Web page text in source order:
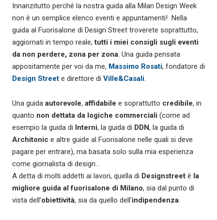
Innanzitutto perché la nostra guida alla Milan Design Week
non è un semplice elenco eventi e appuntamenti! Nella
guida al Fuorisalone di Design Street troverete soprattutto,
aggiornati in tempo reale,tutti i miei consigli sugli eventi
da non perdere, zona per zona. Una guida pensata
appositamente per voi da me, Massimo Rosati, fondatore di
Design Street e direttore di Ville&Casali.
Una guida autorevole, affidabile e soprattutto credibile, in
quanto non dettata da logiche commerciali (come ad
esempio la guida di Interni, la guida di DDN, la guida di
Architonic e altre guide al Fuorisalone nelle quali si deve
pagare per entrare), ma basata solo sulla mia esperienza
come giornalista di design…
A detta di molti addetti ai lavori, quella di Designstreet è la
migliore guida al fuorisalone di Milano, sia dal punto di
vista dell’obiettività, sia da quello dell’indipendenza.